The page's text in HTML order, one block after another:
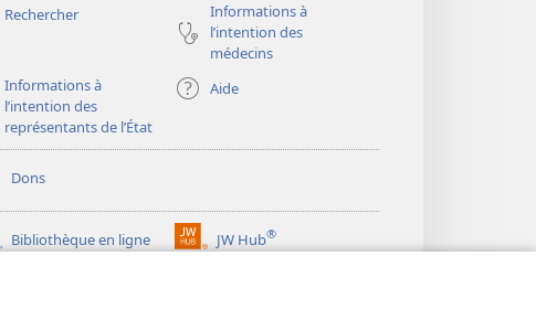
Rechercher
Informations à
l’intention des
médecins
Informations à
l’intention des
représentants de l’État
Aide
Dons
Bibliothèque en ligne JW Hub®
(ouvre